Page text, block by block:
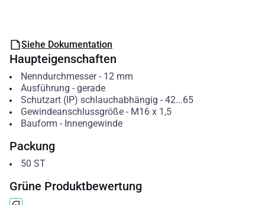
Siehe Dokumentation
Haupteigenschaften
Nenndurchmesser- 12 mm
Ausführung - gerade
Schutzart (IP) schlauchabhängig - 42...65
Gewindeanschlussgröße- M16 x 1,5
Bauform - Innengewinde
Packung
50 ST
Grüne Produktbewertung